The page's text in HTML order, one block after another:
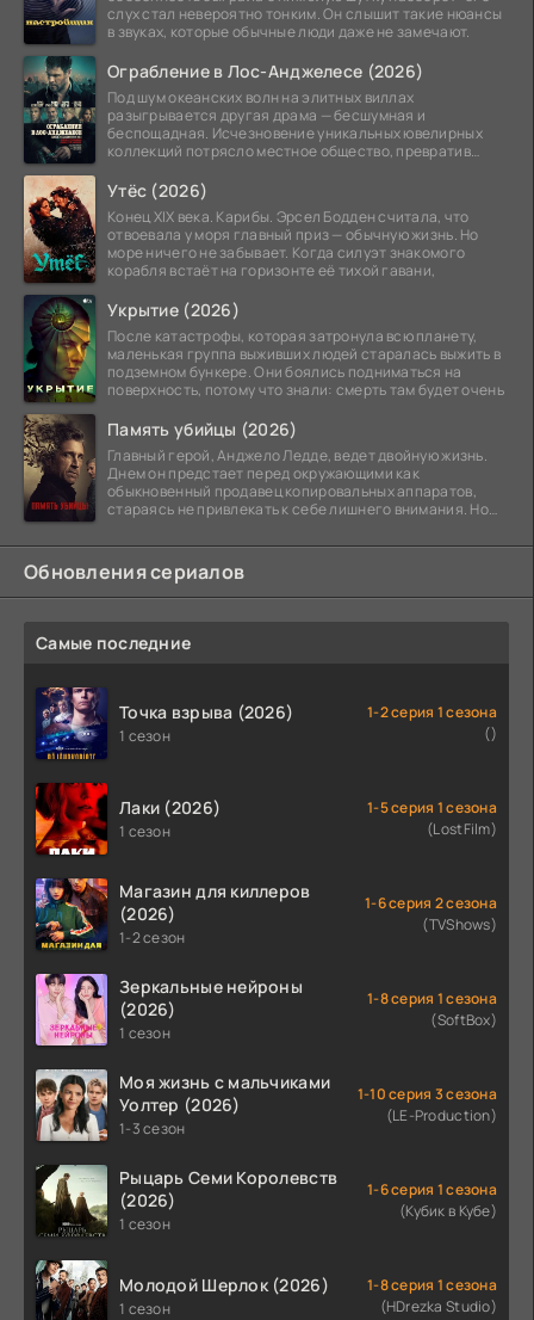
слух стал невероятно тонким. Он слышит такие нюансы
в звуках, которые обычные люди даже не замечают.
Ограбление в Лос-Анджелесе (2026)
Под шум океанских волн на элитных виллах
разыгрывается другая драма — бесшумная и
беспощадная. Исчезновение уникальных ювелирных
коллекций потрясло местное общество, превратив
Утёс (2026)
Конец XIX века. Карибы. Эрсел Бодден считала, что
отвоевала у моря главный приз — обычную жизнь. Но
море ничего не забывает. Когда силуэт знакомого
корабля встаёт на горизонте её тихой гавани,
Укрытие (2026)
После катастрофы, которая затронула всю планету,
маленькая группа выживших людей старалась выжить в
подземном бункере. Они боялись подниматься на
поверхность, потому что знали: смерть там будет очень
Память убийцы (2026)
Главный герой, Анджело Ледде, ведет двойную жизнь.
Днем он предстает перед окружающими как
обыкновенный продавец копировальных аппаратов,
стараясь не привлекать к себе лишнего внимания. Но
Обновления сериалов
Самые последние
Точка взрыва (2026)
1 сезон
1-2 серия 1 сезона
()
Лаки (2026)
1 сезон
1-5 серия 1 сезона
(LostFilm)
Магазин для киллеров
(2026)
1-2 сезон
1-6 серия 2 сезона
(TVShows)
Зеркальные нейроны
(2026)
1 сезон
1-8 серия 1 сезона
(SoftBox)
Моя жизнь с мальчиками
Уолтер (2026)
1-3 сезон
1-10 серия 3 сезона
(LE-Production)
Рыцарь Семи Королевств
(2026)
1 сезон
1-6 серия 1 сезона
(Кубик в Кубе)
Молодой Шерлок (2026)
1 сезон
1-8 серия 1 сезона
(HDrezka Studio)